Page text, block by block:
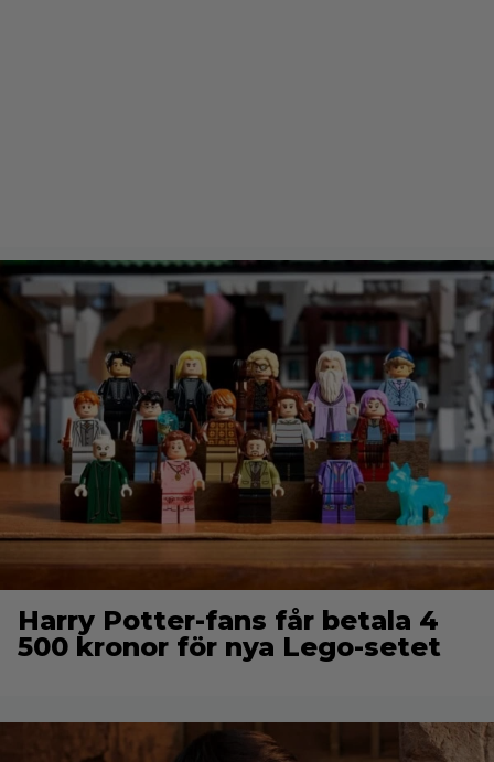
Harry Potter-fans får betala 4
500 kronor för nya Lego-setet